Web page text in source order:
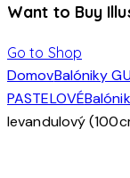
Want to Buy
Go to Shop
DomovBalóniky
PASTELOVÉ
levandulový